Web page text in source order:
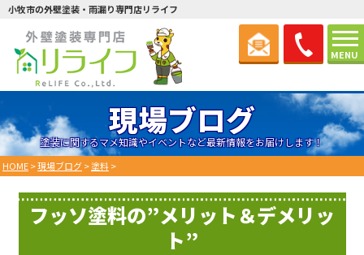
MENU
小牧市の外壁塗装・雨漏り専門店リライフ
現場ブログ
塗装に関するマメ知識やイベントなど最新情報をお届けします！
HOME>現場ブログ>塗料>
フッソ塗料の”メリット＆デメリッ
ト”